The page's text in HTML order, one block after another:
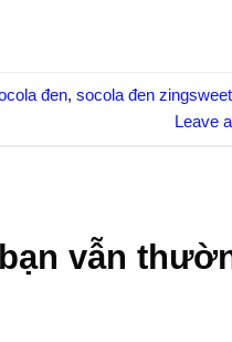
đen, socola đen
Leave
vẫn